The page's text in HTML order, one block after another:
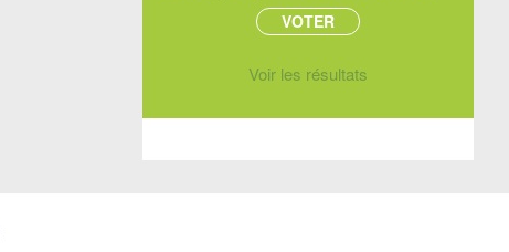
Voir les résultats